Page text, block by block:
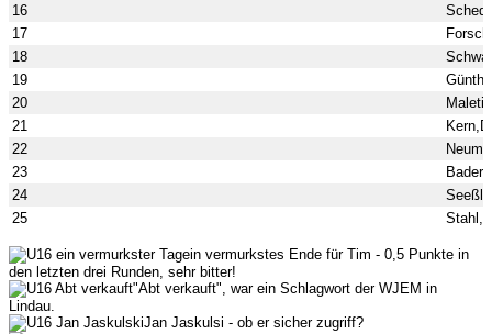
16
17
18
19
20
21
22
23
24
25
ein vermurkstes Ende für Tim - 0,5 Punkte in
den letzten drei Runden, sehr bitter!
"Abt verkauft", war ein Schlagwort der WJEM in
Lindau.
Jan Jaskulsi - ob er sicher zugriff?